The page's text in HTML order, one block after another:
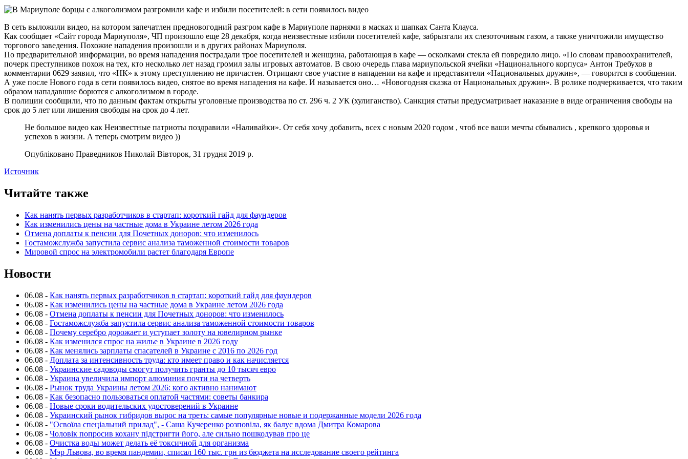
В сеть выложили видео, на котором запечатлен предновогодний разгром кафе в Мариуполе парнями в масках и шапках Санта Клауса.
Как сообщает «Сайт города Мариуполя», ЧП произошло еще 28 декабря, когда неизвестные избили посетителей кафе, забрызгали их слезоточивым газом, а также уничтожили имущество
торгового заведения. Похожие нападения произошли и в других районах Мариуполя.
По предварительной информации, во время нападения пострадали трое посетителей и женщина, работающая в кафе — осколками стекла ей повредило лицо. «По словам правоохранителей,
почерк преступников похож на тех, кто несколько лет назад громил залы игровых автоматов. В свою очередь глава мариупольской ячейки «Национального корпуса» Антон Требухов в
комментарии 0629 заявил, что «НК» к этому преступлению не причастен. Отрицают свое участие в нападении на кафе и представители «Национальных дружин», — говорится в сообщении.
А уже после Нового года в сети появилось видео, снятое во время нападения на кафе. И называется оно… «Новогодняя сказка от Национальных дружин». В ролике подчеркивается, что таким
образом нападавшие борются с алкоголизмом в городе.
В полиции сообщили, что по данным фактам открыты уголовные производства по ст. 296 ч. 2 УК (хулиганство). Санкция статьи предусматривает наказание в виде ограничения свободы на
срок до 5 лет или лишения свободы на срок до 4 лет.
Не большое видео как Неизвестные патриоты поздравили «Наливайки». От себя хочу добавить, всех с новым 2020 годом , чтоб все ваши мечты сбывались , крепкого здоровья и
успехов в жизни. А теперь смотрим видео ))
Опубліковано Праведников Николай Вівторок, 31 грудня 2019 р.
Источник
Читайте также
Как нанять первых разработчиков в стартап: короткий гайд для фаундеров
Как изменились цены на частные дома в Украине летом 2026 года
Отмена доплаты к пенсии для Почетных доноров: что изменилось
Гостаможслужба запустила сервис анализа таможенной стоимости товаров
Мировой спрос на электромобили растет благодаря Европе
Новости
06.08 - Как нанять первых разработчиков в стартап: короткий гайд для фаундеров
06.08 - Как изменились цены на частные дома в Украине летом 2026 года
06.08 - Отмена доплаты к пенсии для Почетных доноров: что изменилось
06.08 - Гостаможслужба запустила сервис анализа таможенной стоимости товаров
06.08 - Почему серебро дорожает и уступает золоту на ювелирном рынке
06.08 - Как изменился спрос на жилье в Украине в 2026 году
06.08 - Как менялись зарплаты спасателей в Украине с 2016 по 2026 год
06.08 - Доплата за интенсивность труда: кто имеет право и как начисляется
06.08 - Украинские садоводы смогут получить гранты до 10 тысяч евро
06.08 - Украина увеличила импорт алюминия почти на четверть
06.08 - Рынок труда Украины летом 2026: кого активно нанимают
06.08 - Как безопасно пользоваться оплатой частями: советы банкира
06.08 - Новые сроки водительских удостоверений в Украине
06.08 - Украинский рынок гибридов вырос на треть: самые популярные новые и подержанные модели 2026 года
06.08 - "Освоїла спеціальний прилад", - Саша Кучеренко розповіла, як балує вдома Дмитра Комарова
06.08 - Чоловік попросив кохану підстригти його, але сильно пошкодував про це
06.08 - Очистка воды может делать её токсичной для организма
06.08 - Мэр Львова, во время пандемии, списал 160 тыс. грн из бюджета на исследование своего рейтинга